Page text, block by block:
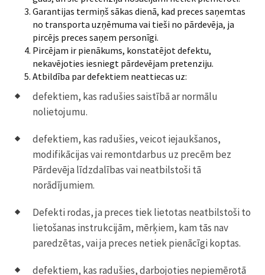
Garantijas termiņš sākas dienā, kad preces saņemtas
no transporta uzņēmuma vai tieši no pārdevēja, ja
pircējs preces saņem personīgi.
Pircējam ir pienākums, konstatējot defektu,
nekavējoties iesniegt pārdevējam pretenziju.
Atbildība par defektiem neattiecas uz:
defektiem, kas radušies saistībā ar normālu
nolietojumu.
defektiem, kas radušies, veicot iejaukšanos,
modifikācijas vai remontdarbus uz precēm bez
Pārdevēja līdzdalības vai neatbilstoši tā
norādījumiem.
Defekti rodas, ja preces tiek lietotas neatbilstoši to
lietošanas instrukcijām, mērķiem, kam tās nav
paredzētas, vai ja preces netiek pienācīgi koptas.
defektiem, kas radušies, darbojoties nepiemērotā